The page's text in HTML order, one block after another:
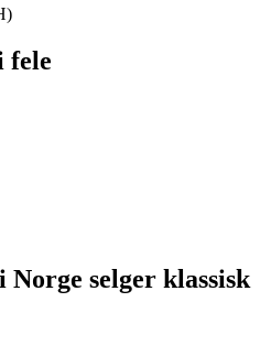
fele
selger klassisk